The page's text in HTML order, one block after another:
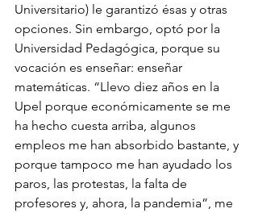
Universitario) le garantizó ésas y otras
opciones. Sin embargo, optó por la
Universidad Pedagógica, porque su
vocación es enseñar: enseñar
matemáticas. “Llevo diez años en la
Upel porque económicamente se me
ha hecho cuesta arriba, algunos
empleos me han absorbido bastante, y
porque tampoco me han ayudado los
paros, las protestas, la falta de
profesores y, ahora, la pandemia”, me